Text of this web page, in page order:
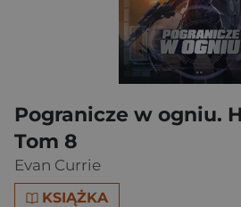
Pogranicze w ogniu.
Tom 8
Evan Currie
KSIĄŻKA